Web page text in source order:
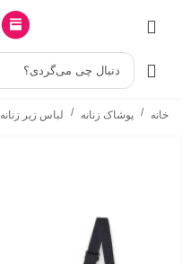
دنبال چی می‌گردی؟
خانه / پوشاک زنانه / لباس زیر زنانه